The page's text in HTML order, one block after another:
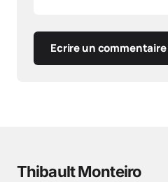
Ecrire un commentaire
Thibault Monteiro